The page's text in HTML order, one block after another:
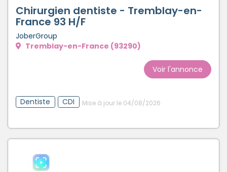
Chirurgien dentiste - Tremblay-en-
France 93 H/F
JoberGroup
Tremblay-en-France (93290)
Voir l'annonce
Dentiste CDI Mise à jour le 04/08/2026